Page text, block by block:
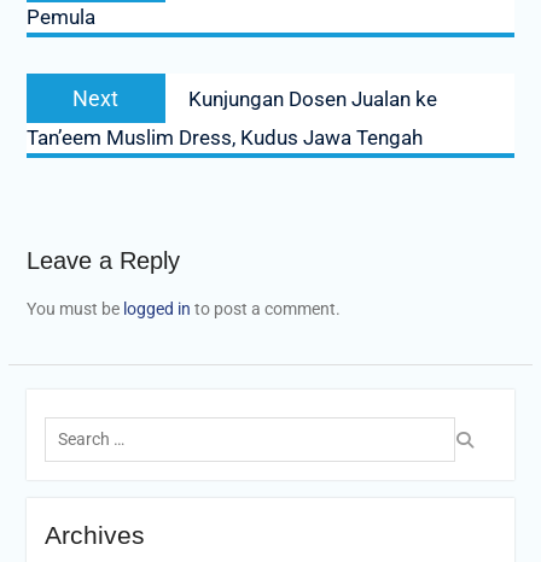
Pemula
Next
post:
Kunjungan Dosen Jualan ke
Tan’eem Muslim Dress, Kudus Jawa Tengah
Leave a Reply
You must be logged in to post a comment.
Search
for:
Archives